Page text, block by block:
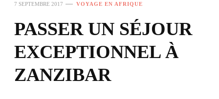
7 SEPTEMBRE 2017 VOYAGE EN AFRIQUE
PASSER UN SÉJOUR
EXCEPTIONNEL À
ZANZIBAR